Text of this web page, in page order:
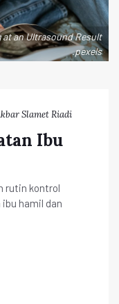
at an Ultrasound Result
.pexels
Slamet Riadi
Ibu
rutin kontrol
hamil dan